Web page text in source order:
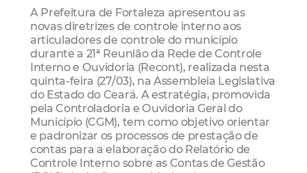
A Prefeitura de Fortaleza apresentou as
novas diretrizes de controle interno aos
articuladores de controle do município
durante a 21ª Reunião da Rede de Controle
Interno e Ouvidoria (Recont), realizada nesta
quinta-feira (27/03), na Assembleia Legislativa
do Estado do Ceará. A estratégia, promovida
pela Controladoria e Ouvidoria Geral do
Município (CGM), tem como objetivo orientar
e padronizar os processos de prestação de
contas para a elaboração do Relatório de
Controle Interno sobre as Contas de Gestão